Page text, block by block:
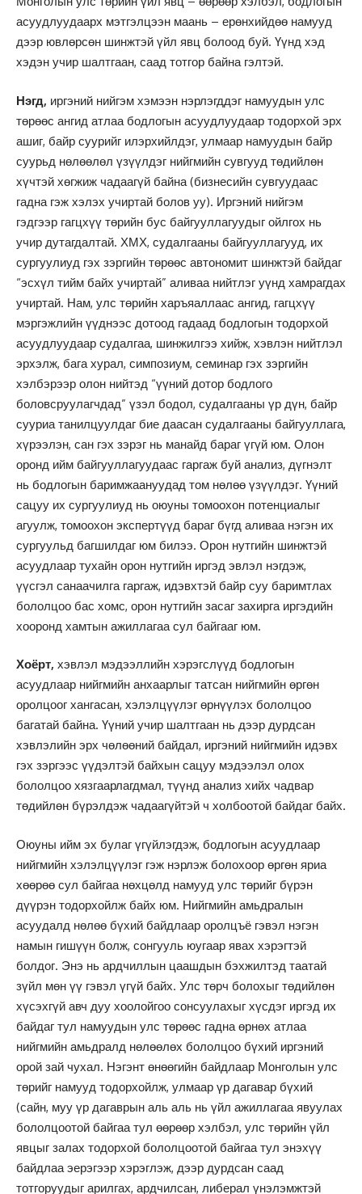
асуудлуудаарх мэтгэлцээн маань – ерөнхийдөө намууд
дээр ювлөрсөн шинжтэй үйл явц болоод буй. Үүнд хэд
хэдэн учир шалтгаан, саад тотгор байна гэлтэй.
Нэгд, иргэний нийгэм хэмээн нэрлэгддэг намуудын улс
төрөөс ангид атлаа бодлогын асуудлуудаар тодорхой эрх
ашиг, байр суурийг илэрхийлдэг, улмаар намуудын байр
суурьд нөлөөлөл үзүүлдэг нийгмийн сувгууд төдийлөн
хүчтэй хөгжиж чадаагүй байна (бизнесийн сувгуудаас
гадна гэж хэлэх учиртай болов уу). Иргэний нийгэм
гэдгээр гагцхүү төрийн бус байгууллагуудыг ойлгох нь
учир дутагдалтай. ХМХ, судалгааны байгууллагууд, их
сургуулиуд гэх зэргийн төрөөс автономит шинжтэй байдаг
“эсхүл тийм байх учиртай” аливаа нийтлэг уүнд хамрагдах
учиртай. Нам, улс төрийн харъяаллаас ангид, гагцхүү
мэргэжлийн үүднээс дотоод гадаад бодлогын тодорхой
асуудлуудаар судалгаа, шинжилгээ хийж, хэвлэн нийтлэл
эрхэлж, бага хурал, симпозиум, семинар гэх зэргийн
хэлбэрээр олон нийтэд “үүний дотор бодлого
боловсруулагчдад” үзэл бодол, судалгааны үр дүн, байр
сууриа танилцуулдаг бие даасан судалгааны байгууллага,
хүрээлэн, сан гэх зэрэг нь манайд бараг үгүй юм. Олон
оронд ийм байгууллагуудаас гаргаж буй анализ, дүгнэлт
нь бодлогын баримжаануудад том нөлөө үзүүлдэг. Үүний
сацуу их сургуулиуд нь оюуны томоохон потенциалыг
агуулж, томоохон экспертүүд бараг бүгд аливаа нэгэн их
сургуульд багшилдаг юм билээ. Орон нутгийн шинжтэй
асуудлаар тухайн орон нутгийн иргэд эвлэл нэгдэж,
үүсгэл санаачилга гаргаж, идэвхтэй байр суу баримтлах
бололцоо бас хомс, орон нутгийн засаг захирга иргэдийн
хооронд хамтын ажиллагаа сул байгааг юм.
Хоёрт, хэвлэл мэдээллийн хэрэгслүүд бодлогын
асуудлаар нийгмийн анхаарлыг татсан нийгмийн өргөн
оролцоог хангасан, хэлэлцүүлэг өрнүүлэх бололцоо
багатай байна. Үүний учир шалтгаан нь дээр дурдсан
хэвлэлийн эрх чөлөөний байдал, иргэний нийгмийн идэвх
гэх зэргээс үүдэлтэй байхын сацуу мэдээлэл олох
бололцоо хязгаарлагдмал, түүнд анализ хийх чадвар
төдийлөн бүрэлдэж чадаагүйтэй ч холбоотой байдаг байх.
Оюуны ийм эх булаг үгүйлэгдэж, бодлогын асуудлаар
нийгмийн хэлэлцүүлэг гэж нэрлэж болохоор өргөн яриа
хөөрөө сул байгаа нөхцөлд намууд улс төрийг бүрэн
дүүрэн тодорхойлж байх юм. Нийгмийн амьдралын
асуудалд нөлөө бүхий байдлаар оролцъё гэвэл нэгэн
намын гишүүн болж, сонгууль юугаар явах хэрэгтэй
болдог. Энэ нь ардчиллын цаашдын бэхжилтэд таатай
зүйл мөн үү гэвэл үгүй байх. Улс төрч болохыг төдийлөн
хүсэхгүй авч дуу хоолойгоо сонсуулахыг хүсдэг иргэд их
байдаг тул намуудын улс төрөөс гадна өрнөх атлаа
нийгмийн амьдралд нөлөөлөх бололцоо бүхий иргэний
орой зай чухал. Нэгэнт өнөөгийн байдлаар Монголын улс
төрийг намууд тодорхойлж, улмаар үр дагавар бүхий
(сайн, муу үр дагаврын аль аль нь үйл ажиллагаа явуулах
бололцоотой байгаа тул өөрөөр хэлбэл, улс төрийн үйл
явцыг залах тодорхой бололцоотой байгаа тул энэхүү
байдлаа эерэгээр хэрэглэж, дээр дурдсан саад
тотгоруудыг арилгах, ардчилсан, либерал үнэлэмжтэй